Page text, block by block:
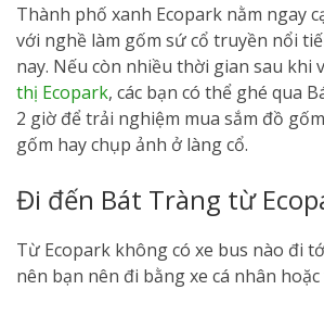
Thành phố xanh Ecopark nằm ngay
với nghề làm gốm sứ cổ truyền nổi
nay. Nếu còn nhiều thời gian sau khi
thị Ecopark, các bạn có thể ghé qua
2 giờ để trải nghiệm mua sắm đồ
gốm hay chụp ảnh ở làng cổ.
Đi đến Bát Tràng từ
Từ Ecopark không có xe bus nào đi
nên bạn nên đi bằng xe cá nhân hoặc